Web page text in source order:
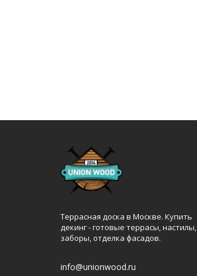
Террасная доска в Москве. Купить
декинг - готовые террасы, настилы,
заборы, отделка фасадов.
info@unionwood.ru